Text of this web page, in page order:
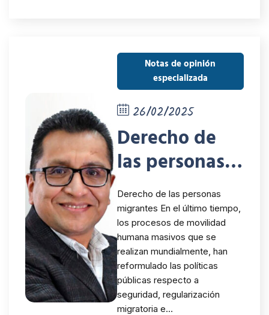
Notas de opinión
especializada
26/02/2025
Derecho de
las personas
migrantes
Derecho de las personas
migrantes En el último tiempo,
los procesos de movilidad
humana masivos que se
realizan mundialmente, han
reformulado las políticas
públicas respecto a
seguridad, regularización
migratoria e…